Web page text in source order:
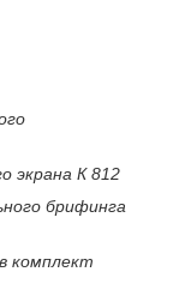
экрана К 812
брифинга
комплект